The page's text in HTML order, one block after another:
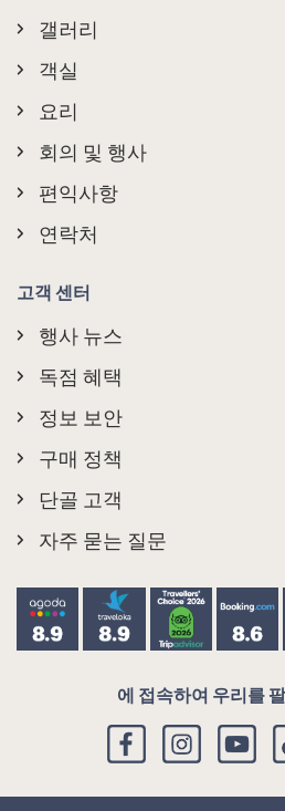
갤러리
객실
요리
회의 및 행사
편익사항
연락처
고객 센터
행사 뉴스
독점 혜택
정보 보안
구매 정책
단골 고객
자주 묻는 질문
에 접속하여 우리를